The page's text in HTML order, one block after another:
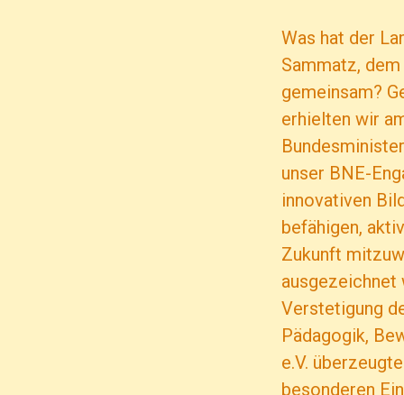
Was hat der
Sammatz,
gemeinsam?
erhielten wir
unser BNE-
innovativen
befähigen,
Zukunft
ausgezeichnet
Verstetigung
Pädagogik,
e.V.
besonderen